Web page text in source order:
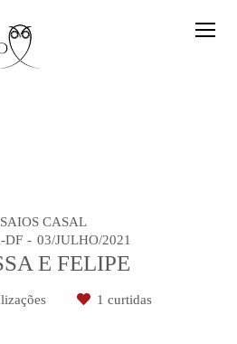
CASAL
DF
03/JULHO/2021
E FELIPE
1 curtidas